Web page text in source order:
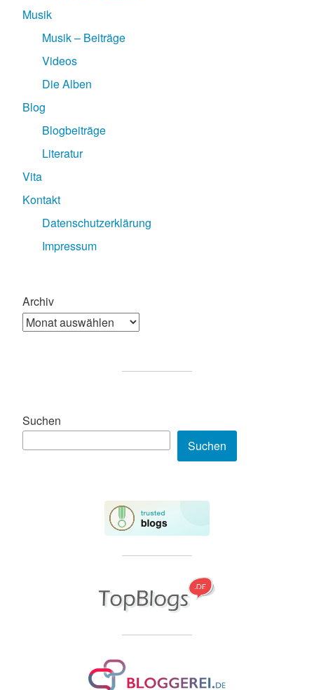
Musik
Musik – Beiträge
Videos
Die Alben
Blog
Blogbeiträge
Literatur
Vita
Kontakt
Datenschutzerklärung
Impressum
Archiv
Suchen
Suchen